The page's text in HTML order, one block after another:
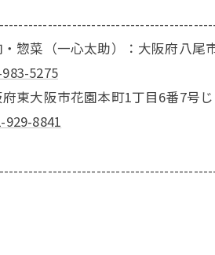
惣菜（一心太助）：大阪府八尾
5275
東大阪市花園本町1丁目6番7号
929-8841